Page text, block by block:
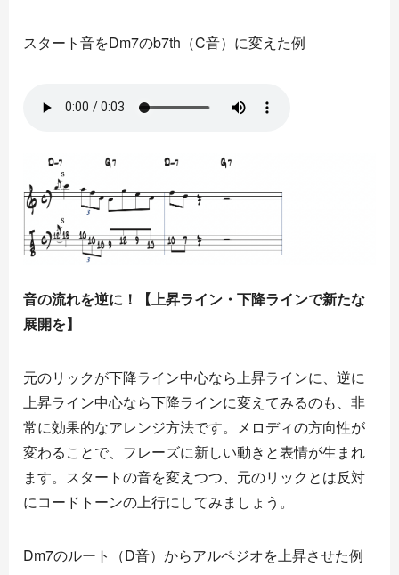
スタート音をDm7のb7th（C音）に変えた例
音の流れを逆に！【上昇ライン・下降ラインで新たな
展開を】
元のリックが下降ライン中心なら上昇ラインに、逆に
上昇ライン中心なら下降ラインに変えてみるのも、非
常に効果的なアレンジ方法です。メロディの方向性が
変わることで、フレーズに新しい動きと表情が生まれ
ます。スタートの音を変えつつ、元のリックとは反対
にコードトーンの上行にしてみましょう。
Dm7のルート（D音）からアルペジオを上昇させた例